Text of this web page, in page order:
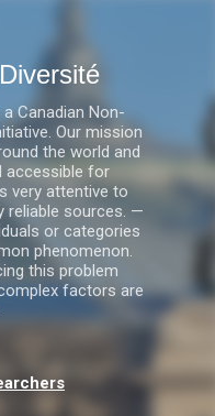
Canadian Non-
Our mission
the world and
accessible for
very attentive to
reliable sources. —
or categories
phenomenon.
this problem
factors are